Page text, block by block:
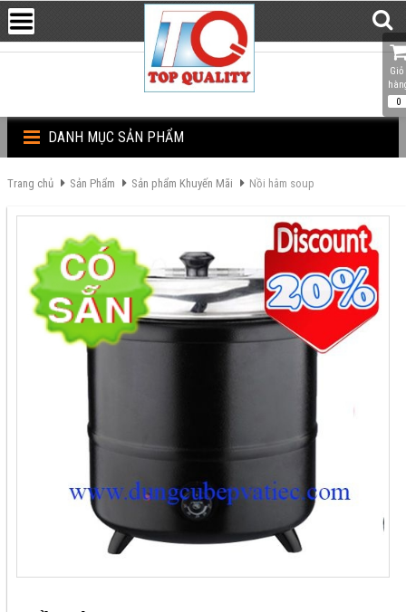
DANH MỤC SẢN PHẨM
Trang chủ Sản Phẩm Sản phẩm Khuyến Mãi Nồi hâm soup
Giỏ
0